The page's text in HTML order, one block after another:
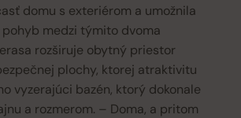
domu s exteriérom a umožnila
medzi týmito dvoma
rozširuje obytný priestor
plochy, ktorej atraktivitu
vyzerajúci bazén, ktorý dokonale
a rozmerom. – Doma, a pritom